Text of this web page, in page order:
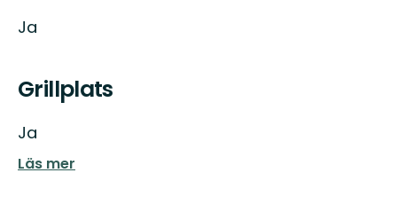
Ja
Grillplats
Ja
Läs mer